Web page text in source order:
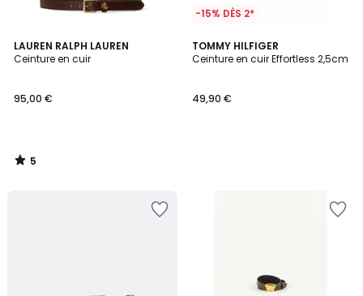
LAUREN RALPH LAUREN
Ceinture en cuir
95,00 €
5
/
5
/
-15% DÈS 2*
TOMMY HILFIGER
Ceinture en cuir Effortless 2,5cm
49,90 €